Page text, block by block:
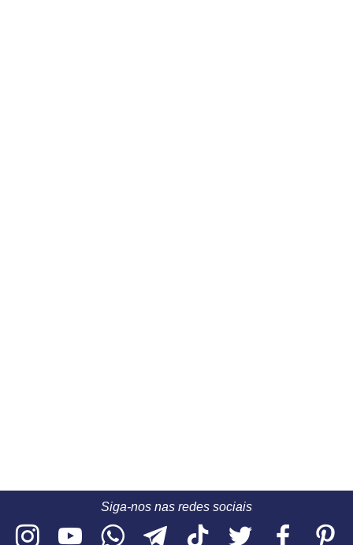
Siga-nos nas redes sociais